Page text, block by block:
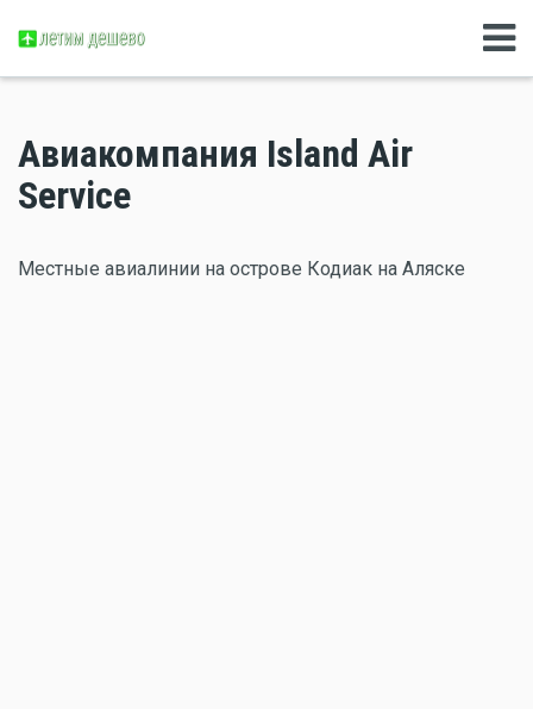
Авиакомпания Island Air
Service
Местные авиалинии на острове Кодиак на Аляске